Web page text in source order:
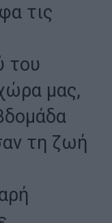
τις
του
μας,
τη ζωή